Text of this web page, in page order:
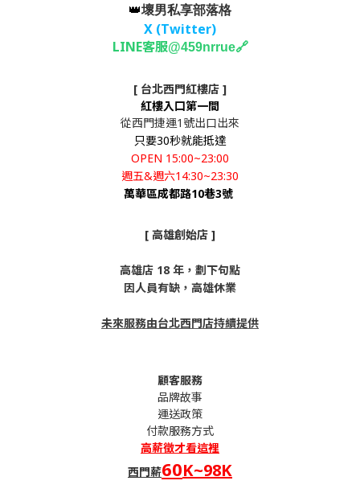
👑壞男私享部落格
X (Twitter)
LINE客服@459nrrue🔗
[ 台北西門紅樓店 ]
紅樓入口第一間
從西門捷運1號出口出來
只要30秒就能抵達
OPEN 15:00~23:00
週五&週六14:30~23:30
萬華區成都路10巷3號
[ 高雄創始店 ]
高雄店 18 年，劃下句點
因人員有缺，高雄休業
未來服務由台北西門店持續提供
顧客服務
品牌故事
運送政策
付款服務方式
高薪徵才看這裡
西門薪60K~98K